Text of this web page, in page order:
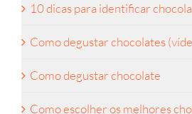
10 dicas para identificar
Como degustar chocolates
Como degustar chocolate
Como escolher os melhores